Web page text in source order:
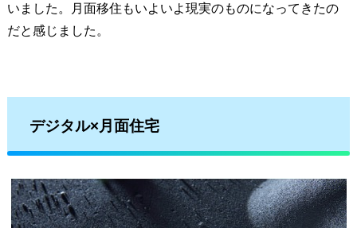
いました。月面移住もいよいよ現実のものになってきたの
だと感じました。
デジタル×月面住宅